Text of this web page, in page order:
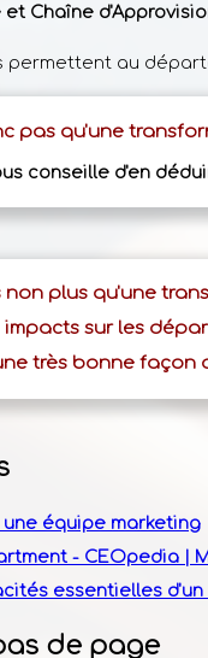
Chaîne
permettent au
pas qu'une
conseille d'en
non plus qu'une
sur les
très bonne
équipe marketing
- CEOpedia |
essentielles
de page